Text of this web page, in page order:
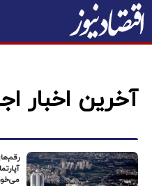
آخرین اخبار